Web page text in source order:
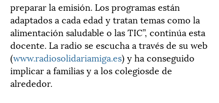
preparar la emisión. Los programas están
adaptados a cada edad y tratan temas como la
alimentación saludable o las TIC”, continúa esta
docente. La radio se escucha a través de su web
(www.radiosolidariamiga.es) y ha conseguido
implicar a familias y a los colegiosde de
alrededor.